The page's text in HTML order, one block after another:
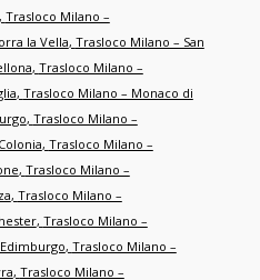
, Trasloco Milano –
la Vella, Trasloco Milano – San
, Trasloco Milano –
, Trasloco Milano – Monaco di
, Trasloco Milano –
, Trasloco Milano –
, Trasloco Milano –
, Trasloco Milano –
, Trasloco Milano –
, Trasloco Milano –
, Trasloco Milano –